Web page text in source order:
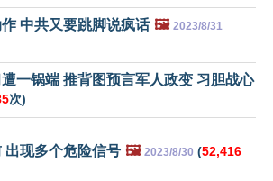
中共又要跳脚说疯话 🖼️ 2023/8/31
一锅端 推背图预言军人政变 习胆战心
次)
出现多个危险信号 🖼️ 2023/8/30 (52,416